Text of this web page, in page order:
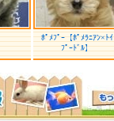
ﾎﾟﾒﾌﾟｰ【ﾎﾟﾒﾗﾆｱﾝ×ﾄｲ
ﾌﾟｰﾄﾞﾙ】